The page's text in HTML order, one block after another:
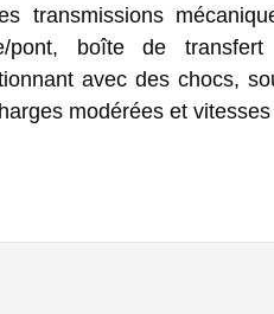
transmissions
pont, boîte de
avec des chocs,
modérées et